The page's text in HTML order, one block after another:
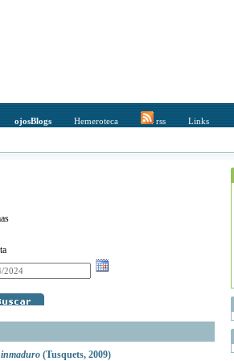
ojosBlogs Hemeroteca rss Links
(Tusquets, 2009)